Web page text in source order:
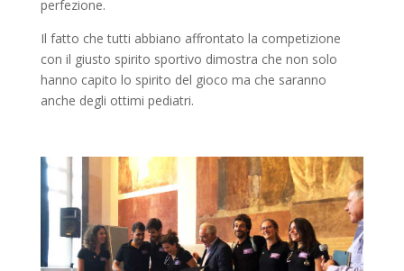
perfezione.
Il fatto che tutti abbiano affrontato la competizione
con il giusto spirito sportivo dimostra che non solo
hanno capito lo spirito del gioco ma che saranno
anche degli ottimi pediatri.